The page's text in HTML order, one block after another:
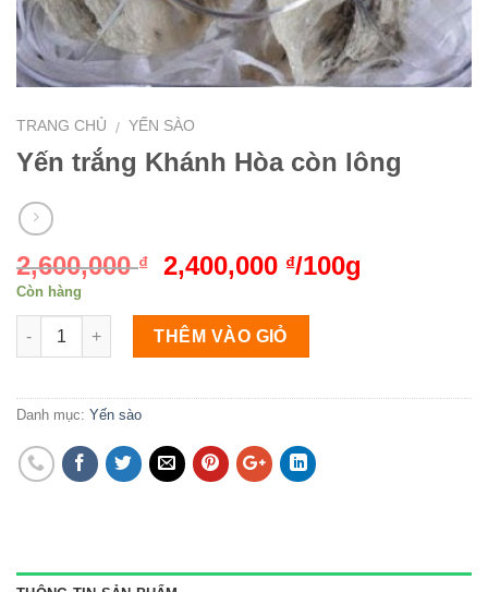
TRANG CHỦ / YẾN SÀO
Yến trắng Khánh Hòa còn lông
2,600,000₫ 2,400,000 ₫/100g
Còn hàng
THÊM VÀO GIỎ
Danh mục: Yến sào